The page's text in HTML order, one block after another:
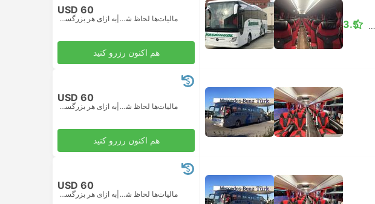
3.5
USD 60
مالیات‌ها لحاظ شده | به ازای هر بزرگسال
هم اکنون رزرو کنید
USD 60
مالیات‌ها لحاظ شده | به ازای هر بزرگسال
هم اکنون رزرو کنید
USD 60
مالیات‌ها لحاظ شده | به ازای هر بزرگسال